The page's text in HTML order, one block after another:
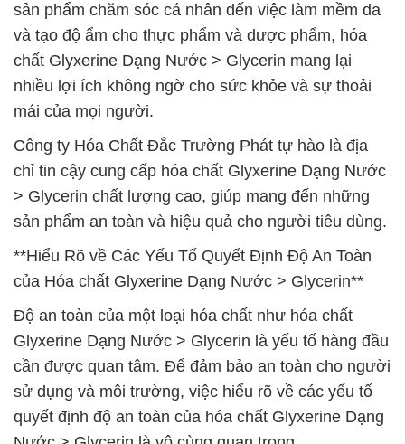
sản phẩm chăm sóc cá nhân đến việc làm mềm da
và tạo độ ẩm cho thực phẩm và dược phẩm, hóa
chất Glyxerine Dạng Nước > Glycerin mang lại
nhiều lợi ích không ngờ cho sức khỏe và sự thoải
mái của mọi người.
Công ty Hóa Chất Đắc Trường Phát tự hào là địa
chỉ tin cậy cung cấp hóa chất Glyxerine Dạng Nước
> Glycerin chất lượng cao, giúp mang đến những
sản phẩm an toàn và hiệu quả cho người tiêu dùng.
**Hiểu Rõ về Các Yếu Tố Quyết Định Độ An Toàn
của Hóa chất Glyxerine Dạng Nước > Glycerin**
Độ an toàn của một loại hóa chất như hóa chất
Glyxerine Dạng Nước > Glycerin là yếu tố hàng đầu
cần được quan tâm. Để đảm bảo an toàn cho người
sử dụng và môi trường, việc hiểu rõ về các yếu tố
quyết định độ an toàn của hóa chất Glyxerine Dạng